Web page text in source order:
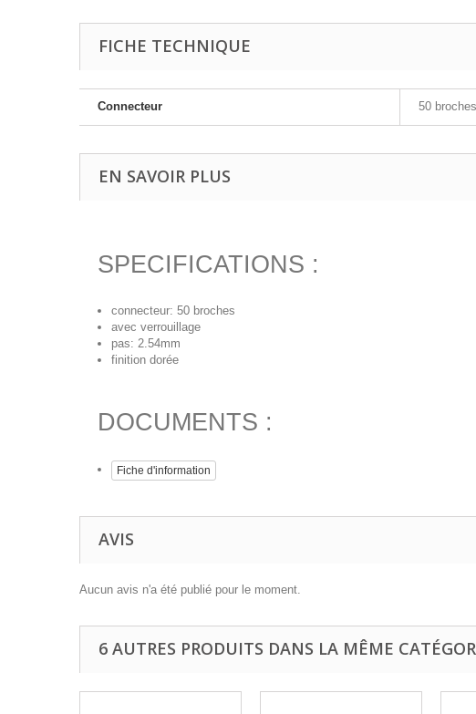
FICHE TECHNIQUE
Connecteur 50 broches
EN SAVOIR PLUS
SPECIFICATIONS :
connecteur: 50 broches
avec verrouillage
pas: 2.54mm
finition dorée
DOCUMENTS :
Fiche d'information
AVIS
Aucun avis n'a été publié pour le moment.
6 AUTRES PRODUITS DANS LA MÊME